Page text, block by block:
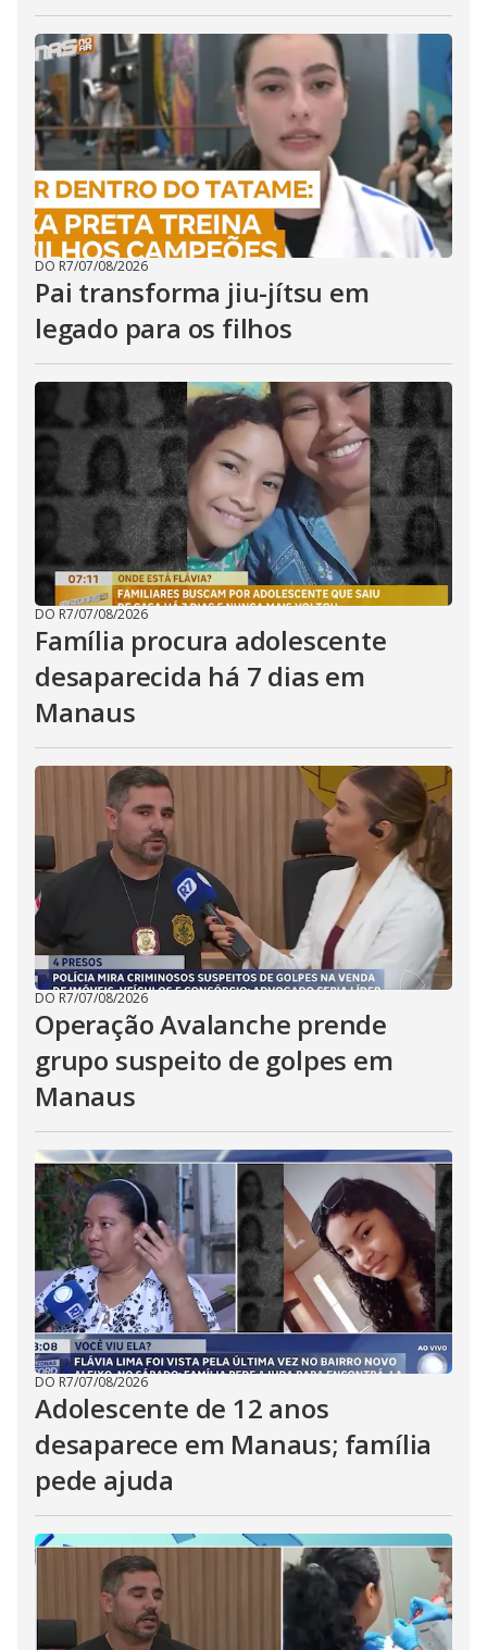
DO R7/07/08/2026
Pai transforma jiu-jítsu em
legado para os filhos
DO R7/07/08/2026
Família procura adolescente
desaparecida há 7 dias em
Manaus
DO R7/07/08/2026
Operação Avalanche prende
grupo suspeito de golpes em
Manaus
DO R7/07/08/2026
Adolescente de 12 anos
desaparece em Manaus; família
pede ajuda